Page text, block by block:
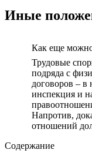
Иные
Как еще можно
Трудовые
подряда с
договоров – в
инспекция и
Напротив,
отношений
Содержание